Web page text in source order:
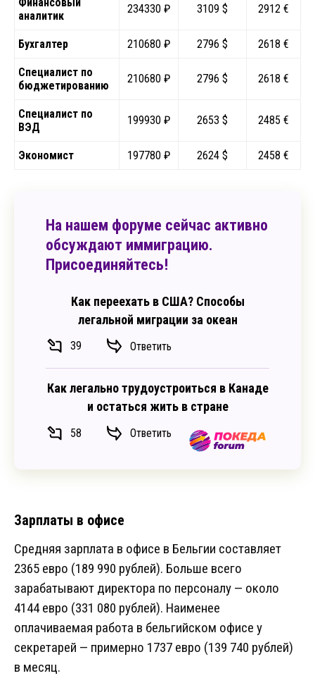
аналитик
234330 ₽ 3109 $ 2912 €
Бухгалтер 210680 ₽ 2796 $ 2618 €
Специалист по
бюджетированию
210680 ₽ 2796 $ 2618 €
Специалист по
ВЭД
199930 ₽ 2653 $ 2485 €
Экономист 197780 ₽ 2624 $ 2458 €
На нашем форуме сейчас активно
обсуждают иммиграцию.
Присоединяйтесь!
Как переехать в США? Способы
легальной миграции за океан
39 Ответить
Как легально трудоустроиться в Канаде
и остаться жить в стране
58 Ответить
Зарплаты в офисе
Средняя зарплата в офисе в Бельгии составляет
2365 евро (189 990 рублей). Больше всего
зарабатывают директора по персоналу — около
4144 евро (331 080 рублей). Наименее
оплачиваемая работа в бельгийском офисе у
секретарей — примерно 1737 евро (139 740 рублей)
в месяц.